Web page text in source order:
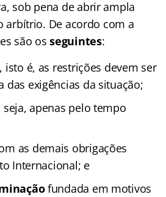
sob pena de abrir ampla
arbítrio. De acordo com a
são osseguintes:
, isto é, as restrições devem ser
das exigências da situação;
seja, apenas pelo tempo
as demais obrigações
Internacional; e
fundada em motivos